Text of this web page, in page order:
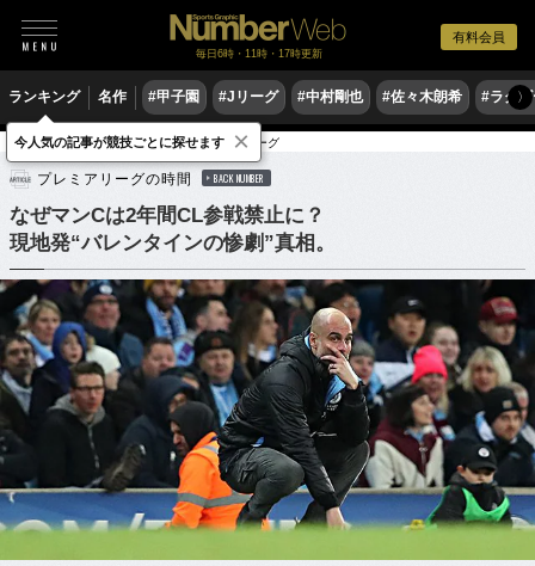
有料会員
毎日6時・11時・17時更新
ランキング 名作 #甲子園 #Jリーグ #中村剛也 #佐々木朗希 #ラグ〉
サッカー 海外サッカー プレミアリーグ
プレミアリーグの時間 BACK NUMBER
なぜマンCは2年間CL参戦禁止に？
現地発“バレンタインの惨劇”真相。
今人気の記事が競技ごとに探せます ×